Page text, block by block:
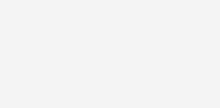
Gli annunci
italia.it quindi non è